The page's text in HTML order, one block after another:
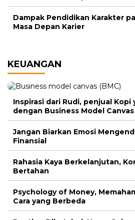
Dampak Pendidikan Karakter
Masa Depan Karier
KEUANGAN
Inspirasi dari Rudi, penjual Kopi
dengan Business Model Canvas
Jangan Biarkan Emosi
Finansial
Rahasia Kaya Berkelanjutan,
Bertahan
Psychology of Money,
Cara yang Berbeda